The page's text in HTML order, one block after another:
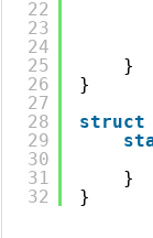
22
23
24
25
26
27
28
29
30
31
32
}
}
struct
}
}